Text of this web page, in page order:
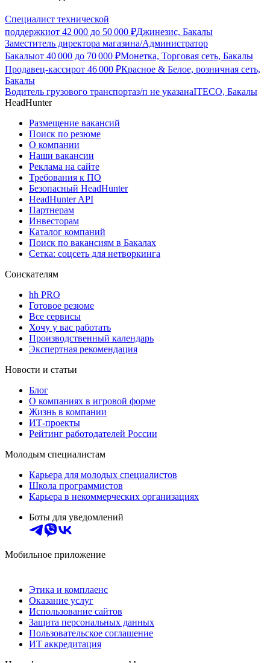
Специалист технической
поддержкиот 42 000 до 50 000 ₽Джинезис, Бакалы
Заместитель директора магазина/Администратор
Бакалыот 40 000 до 70 000 ₽Монетка, Торговая сеть, Бакалы
Продавец-кассирот 46 000 ₽Красное & Белое, розничная сеть,
Бакалы
Водитель грузового транспортаз/п не указанаITECO, Бакалы
HeadHunter
Размещение вакансий
Поиск по резюме
О компании
Наши вакансии
Реклама на сайте
Требования к ПО
Безопасный HeadHunter
HeadHunter API
Партнерам
Инвесторам
Каталог компаний
Поиск по вакансиям в Бакалах
Сетка: соцсеть для нетворкинга
Соискателям
hh PRO
Готовое резюме
Все сервисы
Хочу у вас работать
Производственный календарь
Экспертная рекомендация
Новости и статьи
Блог
О компаниях в игровой форме
Жизнь в компании
ИТ-проекты
Рейтинг работодателей России
Молодым специалистам
Карьера для молодых специалистов
Школа программистов
Карьера в некоммерческих организациях
Боты для уведомлений
Мобильное приложение
Этика и комплаенс
Оказание услуг
Использование сайтов
Защита персональных данных
Пользовательское соглашение
ИТ аккредитация